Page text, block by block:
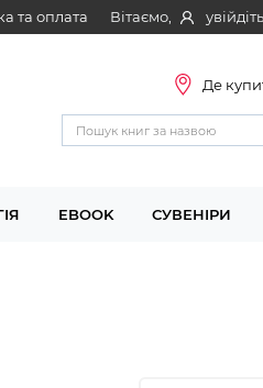
та оплата Вітаємо,
Де
EBOOK СУВЕНІРИ